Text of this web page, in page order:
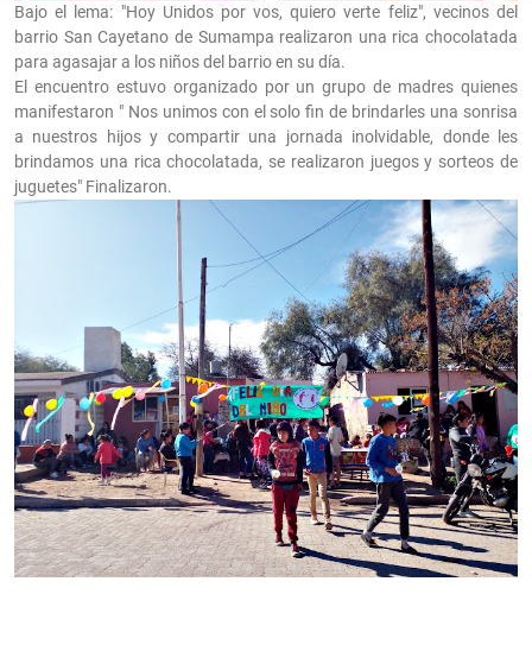
Bajo el lema: "Hoy Unidos por vos, quiero verte feliz", vecinos del
barrio San Cayetano de Sumampa realizaron una rica chocolatada
para agasajar a los niños del barrio en su día.
El encuentro estuvo organizado por un grupo de madres quienes
manifestaron " Nos unimos con el solo fin de brindarles una sonrisa
a nuestros hijos y compartir una jornada inolvidable, donde les
brindamos una rica chocolatada, se realizaron juegos y sorteos de
juguetes" Finalizaron.